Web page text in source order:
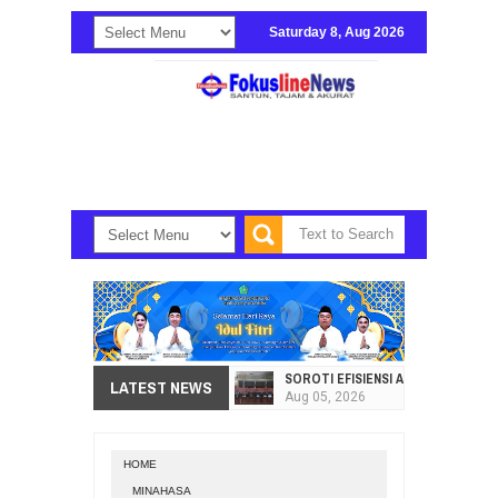
Saturday 8, Aug 2026
LATEST NEWS SOROTI EFISIENSI APBD, DPRD
Aug 05, 2026
HOME
MINAHASA